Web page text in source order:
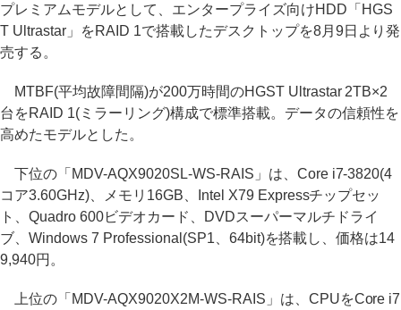
プレミアムモデルとして、エンタープライズ向けHDD「HGS
T Ultrastar」をRAID 1で搭載したデスクトップを8月9日より発
売する。
MTBF(平均故障間隔)が200万時間のHGST Ultrastar 2TB×2
台をRAID 1(ミラーリング)構成で標準搭載。データの信頼性を
高めたモデルとした。
下位の「MDV-AQX9020SL-WS-RAIS」は、Core i7-3820(4
コア3.60GHz)、メモリ16GB、Intel X79 Expressチップセッ
ト、Quadro 600ビデオカード、DVDスーパーマルチドライ
ブ、Windows 7 Professional(SP1、64bit)を搭載し、価格は14
9,940円。
上位の「MDV-AQX9020X2M-WS-RAIS」は、CPUをCore i7